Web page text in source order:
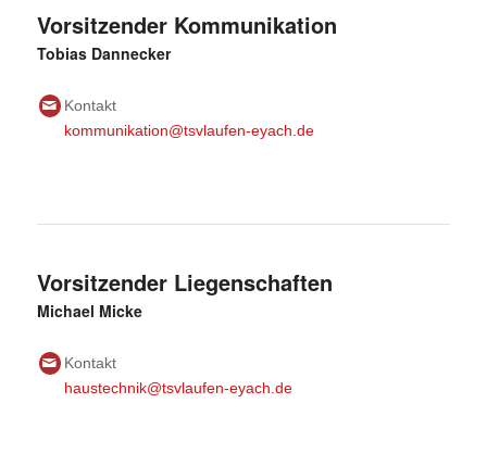
Vorsitzender Kommunikation
Tobias Dannecker
Kontakt
kommunikation@tsvlaufen-eyach.de
Vorsitzender Liegenschaften
Michael Micke
Kontakt
haustechnik@tsvlaufen-eyach.de